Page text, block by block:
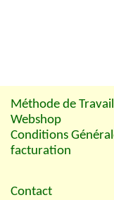
Méthode de Travail
Webshop
Conditions
facturation
Contact